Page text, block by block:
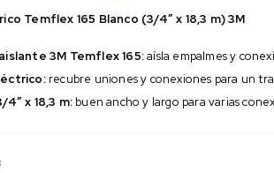
Temflex 165 Blanco (3/4″ x 18,3 m) 3M
3M Temflex 165:aísla empalmes y
recubre uniones y conexiones para un
4″ x 18,3 m: buen ancho y largo para varias